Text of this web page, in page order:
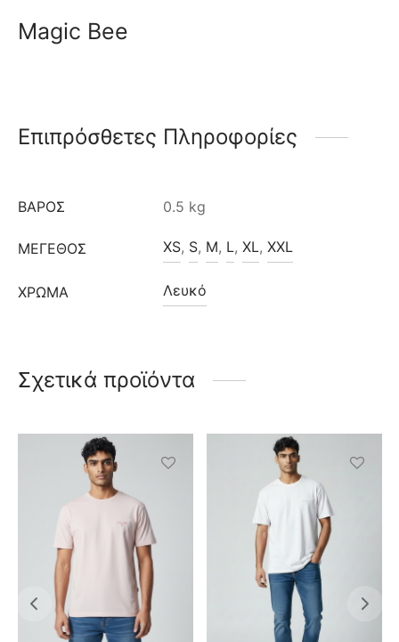
Magic Bee
Επιπρόσθετες Πληροφορίες
ΒΆΡΟΣ 0.5 kg
ΜΈΓΕΘΟΣ XS, S, M, L, XL, XXL
ΧΡΩΜΑ Λευκό
Σχετικά προϊόντα